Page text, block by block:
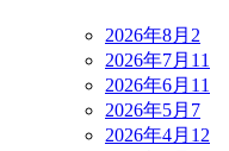
2026年8月 2
2026年7月 11
2026年6月 11
2026年5月 7
2026年4月 12